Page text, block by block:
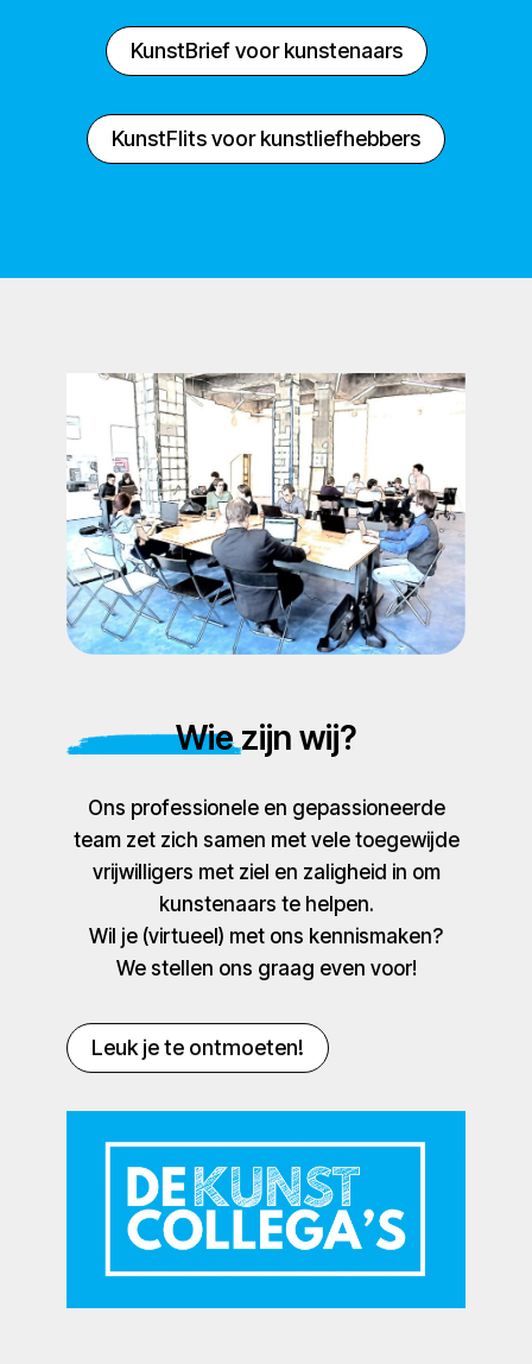
KunstBrief voor kunstenaars
KunstFlits voor kunstliefhebbers
Wie zijn wij?
Ons professionele en gepassioneerde
team zet zich samen met vele toegewijde
vrijwilligers met ziel en zaligheid in om
kunstenaars te helpen.
Wil je (virtueel) met ons kennismaken?
We stellen ons graag even voor!
Leuk je te ontmoeten!